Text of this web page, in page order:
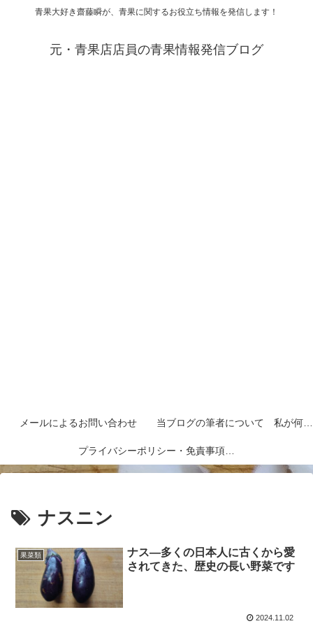
青果大好き齋藤瞬が、青果に関するお役立ち情報を発信します！
元・青果店店員の青果情報発信ブログ
メールによるお問い合わせ 当ブログの筆者について 私が何者なのかを紹介します
プライバシーポリシー・免責事項など
ナスニン
果菜類
ナス―多くの日本人に古くから愛
されてきた、歴史の長い野菜です
2024.11.02